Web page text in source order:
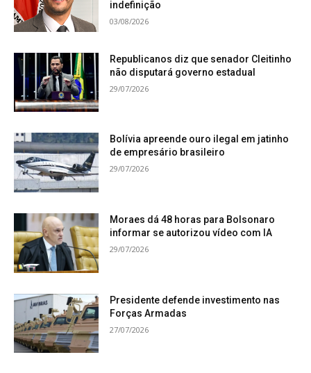
indefinição
03/08/2026
Republicanos diz que senador Cleitinho
não disputará governo estadual
29/07/2026
Bolívia apreende ouro ilegal em jatinho
de empresário brasileiro
29/07/2026
Moraes dá 48 horas para Bolsonaro
informar se autorizou vídeo com IA
29/07/2026
Presidente defende investimento nas
Forças Armadas
27/07/2026